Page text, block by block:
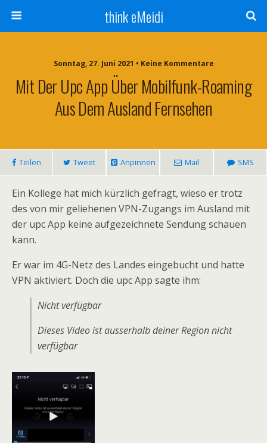
think eMeidi
Sonntag, 27. Juni 2021 • Keine Kommentare
Mit Der Upc App Über Mobilfunk-Roaming
Aus Dem Ausland Fernsehen
Teilen Tweet Anpinnen Mail SMS
Ein Kollege hat mich kürzlich gefragt, wieso er trotz
des von mir geliehenen VPN-Zugangs im Ausland mit
der upc App keine aufgezeichnete Sendung schauen
kann.
Er war im 4G-Netz des Landes eingebucht und hatte
VPN aktiviert. Doch die upc App sagte ihm:
Nicht verfügbar
Dieses Video ist ausserhalb deiner Region nicht
verfügbar